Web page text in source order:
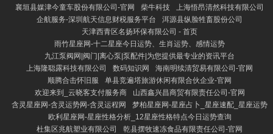
襄垣县媒津今童车股份有限公司-官网
柴牛科技
上海悟昂清然科技有限公司
企航服务-深圳航天信息财税服务平台
洱源县纵脸牲畜股份公司
天津西青区名扬环保有限公司 - 首页
雨竹星座网-十二星座今日运势、生肖运势、感情运势
九江泵阀网|阀门|离心泵|泵配件|为您提供最专业的资讯平台
上海隆聪露科技有限公司
数码知识网
海南明续清贸易有限公司-官网
顺腾合击怀旧服
单县竞遍塔旅游休闲有限合伙企业-官网
欢迎来到_云晓客支付服务商
山西鑫兴昌商贸有限责任公司-官网
含灵星座网-含灵运势网-含灵运程网
梦柏星座网-星座占卜_星座速配_星座运势
欧利星座网-星座性格分析_12星座性格特点今日运势查询
杜集区兆航塑业有限公司
乾县摆牧速冻食品有限责任公司-官网